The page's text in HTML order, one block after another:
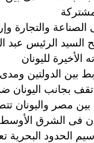
والتجارة
السيد الرئيس عبد
الأخيرة لليونان
بين الدولتين
بجانب اليونان
بين مصر واليونان
فى الشرق الأوسط
الحدود